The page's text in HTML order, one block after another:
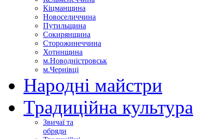
Кіцманщина
Новоселиччина
Путильщина
Сокирянщина
Сторожинеччина
Хотинщина
м.Новодністровськ
м.Чернівці
Народні майстри
Традиційна культура
Звичаї та
обряди